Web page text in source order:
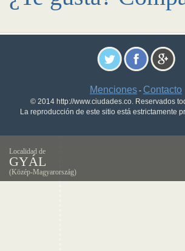
Menciones - Contacto
© 2014 http://www.ciudades.co. Reservados
La reproducción de este sitio está estrictamente
Localidad de
GYÁL
(Közép-Magyarország)